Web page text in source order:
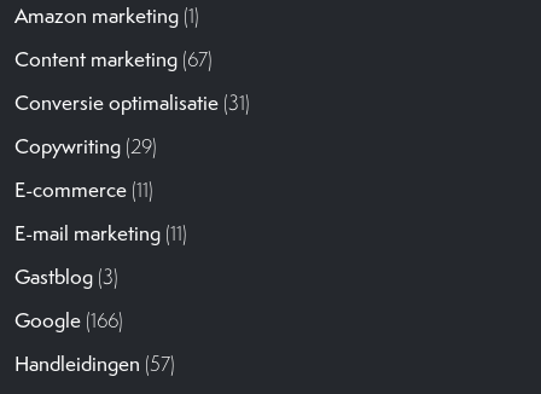
Amazon marketing (1)
Content marketing (67)
Conversie optimalisatie (31)
Copywriting (29)
E-commerce (11)
E-mail marketing (11)
Gastblog (3)
Google (166)
Handleidingen (57)